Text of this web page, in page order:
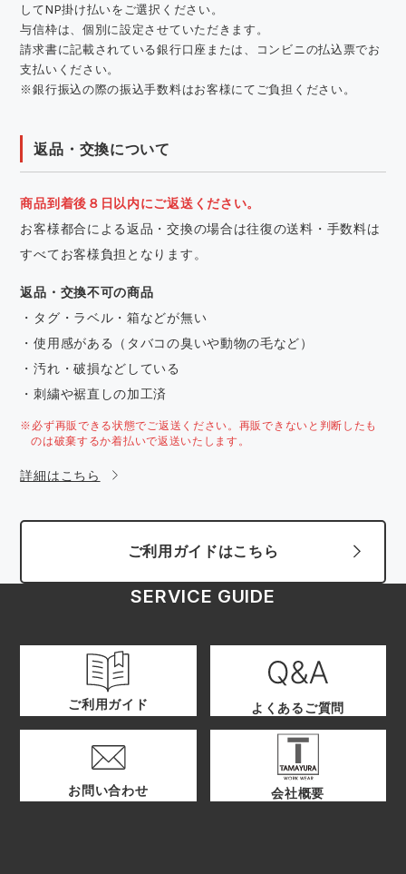
してNP掛け払いをご選択ください。
与信枠は、個別に設定させていただきます。
請求書に記載されている銀行口座または、コンビニの払込票でお
支払いください。
※銀行振込の際の振込手数料はお客様にてご負担ください。
返品・交換について
商品到着後８日以内にご返送ください。
お客様都合による返品・交換の場合は往復の送料・手数料は
すべてお客様負担となります。
返品・交換不可の商品
・タグ・ラベル・箱などが無い
・使用感がある（タバコの臭いや動物の毛など）
・汚れ・破損などしている
・刺繍や裾直しの加工済
※必ず再販できる状態でご返送ください。再販できないと判断したも
のは破棄するか着払いで返送いたします。
詳細はこちら
ご利用ガイドはこちら
SERVICE GUIDE
ご利用ガイド よくあるご質問
お問い合わせ 会社概要